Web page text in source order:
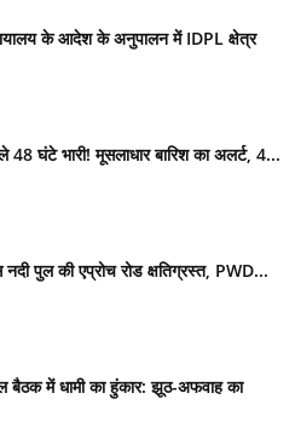
के आदेश के अनुपालन में IDPL क्षेत्र
48 घंटे भारी! मूसलाधार बारिश का अलर्ट, 4...
नदी पुल की एप्रोच रोड क्षतिग्रस्त, PWD...
बैठक में धामी का हुंकार: झूठ-अफवाह का